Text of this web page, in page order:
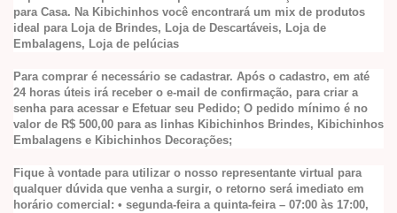
para Casa. Na Kibichinhos você encontrará um mix de produtos
ideal para Loja de Brindes, Loja de Descartáveis, Loja de
Embalagens, Loja de pelúcias
Para comprar é necessário se cadastrar. Após o cadastro, em até
24 horas úteis irá receber o e-mail de confirmação, para criar a
senha para acessar e Efetuar seu Pedido; O pedido mínimo é no
valor de R$ 500,00 para as linhas Kibichinhos Brindes, Kibichinhos
Embalagens e Kibichinhos Decorações;
Fique à vontade para utilizar o nosso representante virtual para
qualquer dúvida que venha a surgir, o retorno será imediato em
horário comercial: • segunda-feira a quinta-feira – 07:00 às 17:00,